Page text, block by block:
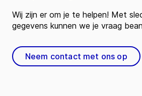
Wij zijn er om je te helpen! Met
gegevens kunnen we je vraag
Neem contact met ons op